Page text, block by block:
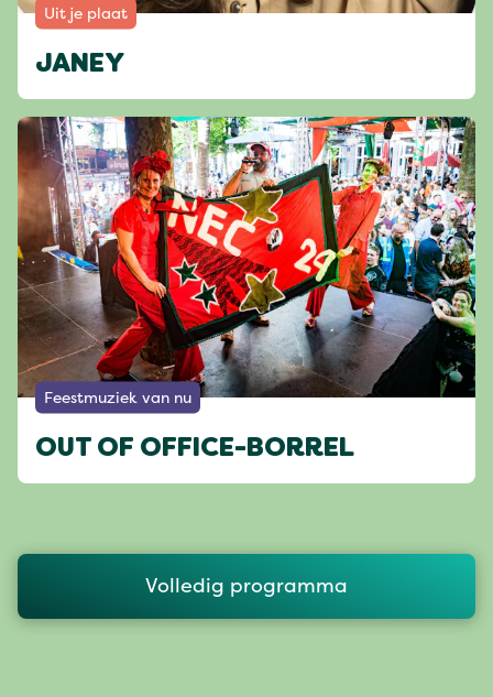
Uit je plaat
JANEY
Feestmuziek van nu
OUT OF OFFICE-BORREL
Volledig programma